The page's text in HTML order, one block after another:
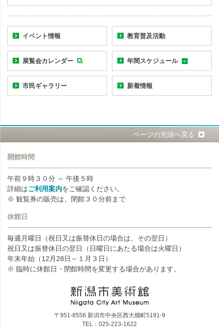
イベント情報 教育普及活動
展覧会カレンダー 年間スケジュール
市民ギャラリー 新着情報
ページの先頭へ戻る
開館時間
午前９時３０分 ～ 午後５時
詳細はご利用案内をご確認ください。
※ 観覧券の販売は、閉館３０分前まで
休館日
毎週月曜日（祝日又は振替休日の場合は、その翌日）
祝日又は振替休日の翌日（日曜日にあたる場合は火曜日）
年末年始（12月28日～１月３日）
※ 臨時に休館日・閉館時間を変更する場合があります。
〒951-8556 新潟市中央区西大畑町5191-9
TEL：025-223-1622